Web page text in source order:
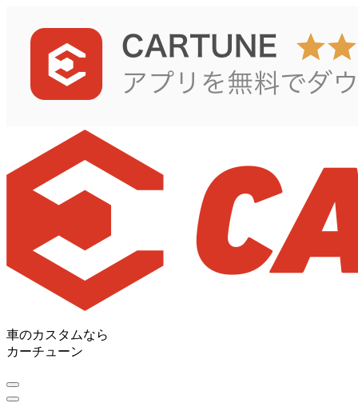
車のカスタムなら
カーチューン